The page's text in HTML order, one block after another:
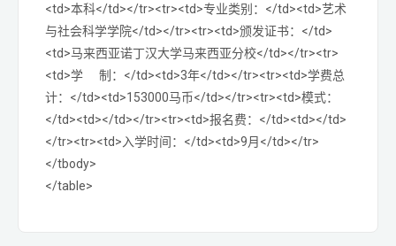
<td>本科</td></tr><tr><td>专业类别：</td><td>艺术
与社会科学学院</td></tr><tr><td>颁发证书：</td>
<td>马来西亚诺丁汉大学马来西亚分校</td></tr><tr>
<td>学 制：</td><td>3年</td></tr><tr><td>学费总
计：</td><td>153000马币</td></tr><tr><td>模式：
</td><td></td></tr><tr><td>报名费：</td><td></td>
</tr><tr><td>入学时间：</td><td>9月</td></tr>
</tbody>
</table>